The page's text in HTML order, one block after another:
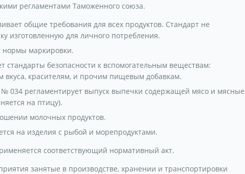
регламентами Таможенного союза.
общие требования для всех продуктов. Стандарт не
изготовленную для личного потребления.
нормы маркировки.
стандарты безопасности к вспомогательным веществам:
вкуса, красителям, и прочим пищевым добавкам.
034 регламентирует выпуск выпечки содержащей мясо и мясные
на птицу).
молочных продуктов.
на изделия с рыбой и морепродуктами.
соответствующий нормативный акт.
занятые в производстве, хранении и транспортировки